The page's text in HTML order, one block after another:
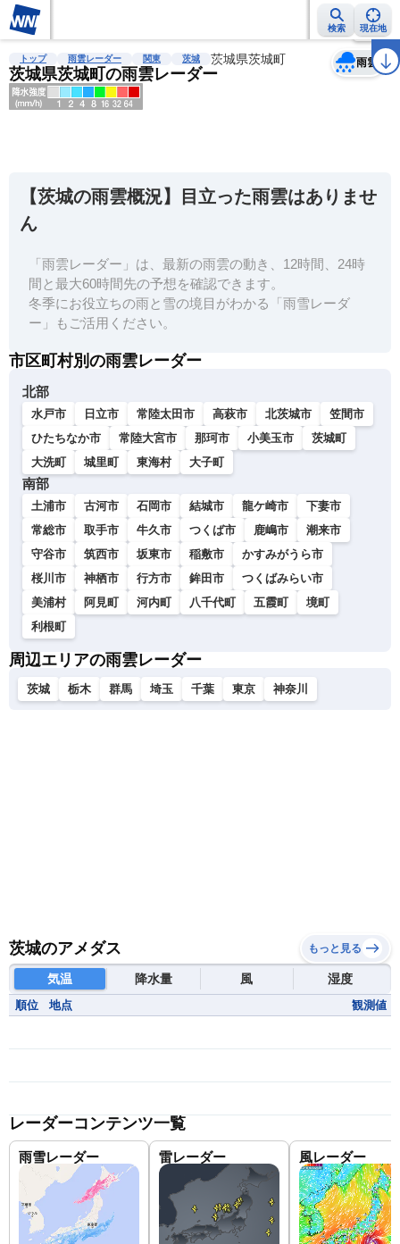
検索 現在地
雨雲レーダー 台風情報 地震情報 警報・注意報 2週間天気 ラ
トップ 雨雲レーダー 関東 茨城 茨城県茨城町
茨城県茨城町の雨雲レーダー
雨雲
天気 台風
【茨城の雨雲概況】目立った雨雲はありませ
ん
「雨雲レーダー」は、最新の雨雲の動き、12時間、24時
間と最大60時間先の予想を確認できます。
冬季にお役立ちの雨と雪の境目がわかる「雨雪レーダ
ー」もご活用ください。
市区町村別の雨雲レーダー
北部
水戸市 日立市 常陸太田市 高萩市 北茨城市
笠間市
ひたちなか市
常陸大宮市 那珂市 小美玉市
茨城町
大洗町
城里町 東海村 大子町
南部
土浦市 古河市 石岡市 結城市 龍ケ崎市
下妻市
常総市
取手市 牛久市 つくば市 鹿嶋市
潮来市
守谷市
筑西市 坂東市 稲敷市
かすみがうら市
桜川市
神栖市 行方市 鉾田市
つくばみらい市
美浦村
阿見町 河内町 八千代町 五霞町
境町
利根町
周辺エリアの雨雲レーダー
茨城 栃木 群馬 埼玉 千葉 東京 神奈川
茨城のアメダス もっと見る
気温 降水量 風 湿度
順位 地点 観測値
レーダーコンテンツ一覧
雨雪レーダー 雷レーダー 風レーダー